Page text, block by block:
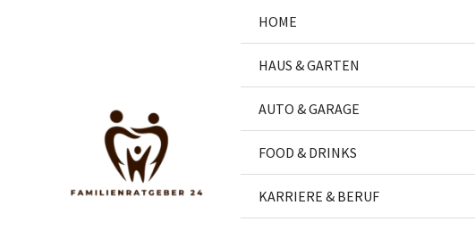
HOME
HAUS & GARTEN
AUTO & GARAGE
FOOD & DRINKS
KARRIERE & BERUF